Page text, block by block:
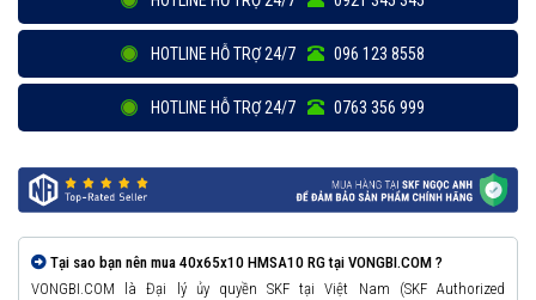
HOTLINE HỖ TRỢ 24/7 096 123 8558
HOTLINE HỖ TRỢ 24/7 0763 356 999
Tại sao bạn nên mua 40x65x10 HMSA10 RG tại VONGBI.COM ?
VONGBI.COM là Đại lý ủy quyền SKF tại Việt Nam (SKF Authorized